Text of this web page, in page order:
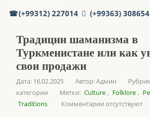
(+99312) 227014 (+99363) 308654
Традиции шаманизма в
Туркменистане или как
свои продажи
Дата: 16.02.2025 Автор:Админ
категории
Метки: Culture , Folklore ,
Traditions
Комментарии отсутствуют